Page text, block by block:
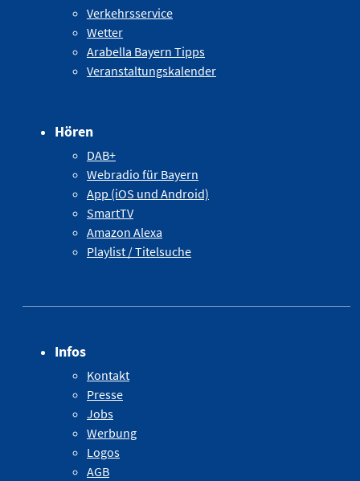
Verkehrsservice
Wetter
Arabella Bayern Tipps
Veranstaltungskalender
Hören
DAB+
Webradio für Bayern
App (iOS und Android)
SmartTV
Amazon Alexa
Playlist / Titelsuche
Infos
Kontakt
Presse
Jobs
Werbung
Logos
AGB